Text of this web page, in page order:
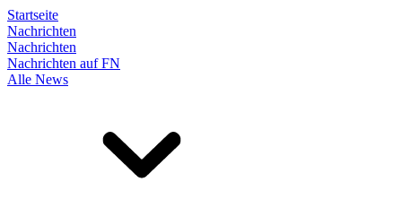
Startseite
Nachrichten
Nachrichten
Nachrichten auf FN
Alle News